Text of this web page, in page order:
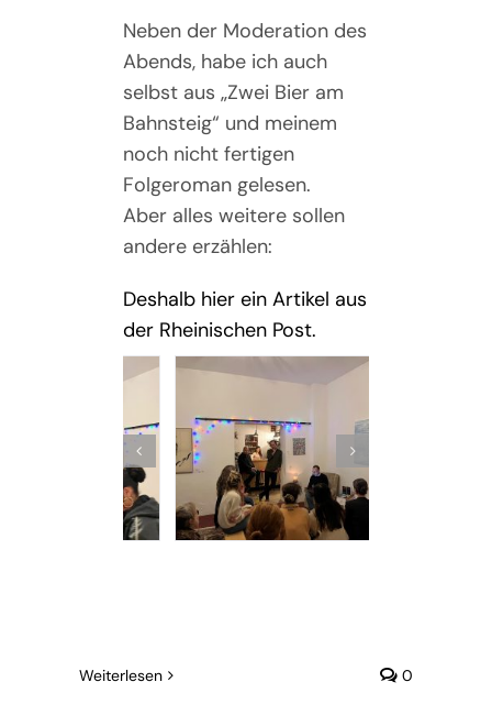
Neben der Moderation des
Abends, habe ich auch
selbst aus „Zwei Bier am
Bahnsteig“ und meinem
noch nicht fertigen
Folgeroman gelesen.
Aber alles weitere sollen
andere erzählen:
Deshalb hier ein Artikel aus
der Rheinischen Post.
Weiterlesen 0